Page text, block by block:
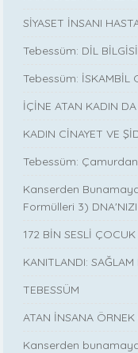
SİYASET İNSANI
Tebessüm: DİL
Tebessüm: İSKAMBİL
İÇİNE ATAN KADIN
KADIN CİNAYET VE
Tebessüm:
Kanserden
Formülleri 3)
172 BİN SESLİ
KANITLANDI:
TEBESSÜM
ATAN İNSANA ÖRNEK
Kanserden